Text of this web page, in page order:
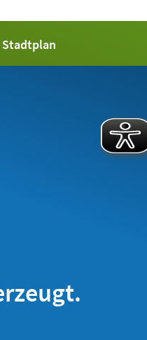
Stadtplan